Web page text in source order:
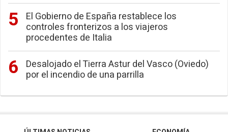
El Gobierno de España restablece los
controles fronterizos a los viajeros
procedentes de Italia
Desalojado el Tierra Astur del Vasco (Oviedo)
por el incendio de una parrilla